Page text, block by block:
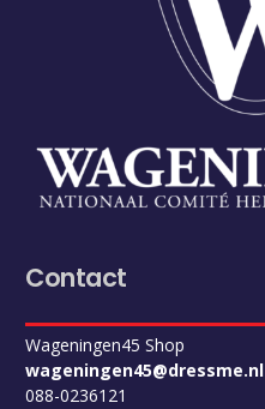
Contact
Wageningen45 Shop
wageningen45@dressme.nl
088-0236121